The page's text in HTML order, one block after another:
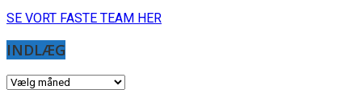
SE VORT FASTE TEAM HER
INDLÆG
INDLÆG